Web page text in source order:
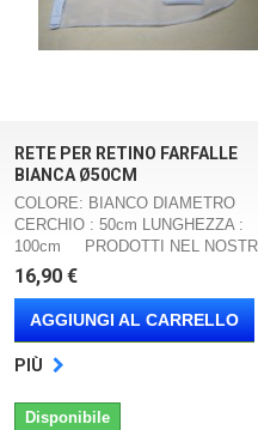
RETE PER RETINO FARFALLE
BIANCA Ø50CM
COLORE: BIANCO DIAMETRO
CERCHIO : 50cm LUNGHEZZA :
100cm PRODOTTI NEL
16,90 €
AGGIUNGI AL CARRELLO
PIÙ
Disponibile